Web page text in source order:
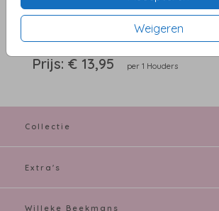
Weigeren
Dubbele eikenhouten kaarthouder met twee
én kleine gaatjes voor droogbloemetjes. Formaat:
5 cm (breedte) x 2 cm (hoogte). Excl.
Prijs: € 13,95 per 1 Houders
Collectie
Extra's
Willeke Beekmans